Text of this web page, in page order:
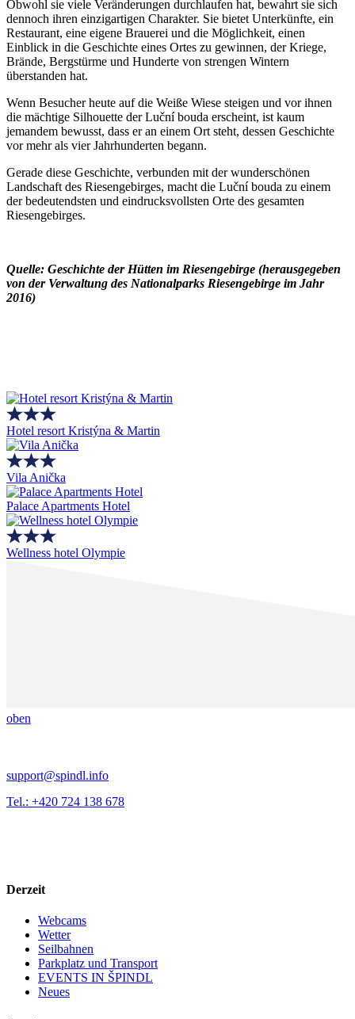
Obwohl sie viele Veränderungen durchlaufen hat, bewahrt sie sich
dennoch ihren einzigartigen Charakter. Sie bietet Unterkünfte, ein
Restaurant, eine eigene Brauerei und die Möglichkeit, einen
Einblick in die Geschichte eines Ortes zu gewinnen, der Kriege,
Brände, Bergstürme und Hunderte von strengen Wintern
überstanden hat.
Wenn Besucher heute auf die Weiße Wiese steigen und vor ihnen
die mächtige Silhouette der Luční bouda erscheint, ist kaum
jemandem bewusst, dass er an einem Ort steht, dessen Geschichte
vor mehr als vier Jahrhunderten begann.
Gerade diese Geschichte, verbunden mit der wunderschönen
Landschaft des Riesengebirges, macht die Luční bouda zu einem
der bedeutendsten und eindrucksvollsten Orte des gesamten
Riesengebirges.
Quelle: Geschichte der Hütten im Riesengebirge (herausgegeben
von der Verwaltung des Nationalparks Riesengebirge im Jahr
2016)
Hotel resort Kristýna & Martin
Vila Anička
Palace Apartments Hotel
Wellness hotel Olympie
oben
support@spindl.info
Tel.: +420 724 138 678
Derzeit
Webcams
Wetter
Seilbahnen
Parkplatz und Transport
EVENTS IN ŠPINDL
Neues